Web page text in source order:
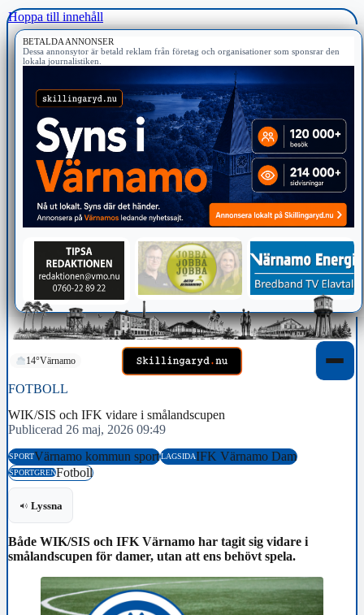
Hoppa till innehåll
BETALDA ANNONSER
Dessa annonsytor är betald reklam från företag och organisationer som sponsrar den
lokala journalistiken.
14°Värnamo
FOTBOLL
WIK/SIS och IFK vidare i smålandscupen
Publicerad 26 maj, 2026 09:49
SPORTVärnamo kommun sportLAGSIDAIFK Värnamo Dam
SPORTGRENFotboll
Lyssna
Både WIK/SIS och IFK Värnamo har tagit sig vidare i
smålandscupen för damer, utan att ens behövt spela.